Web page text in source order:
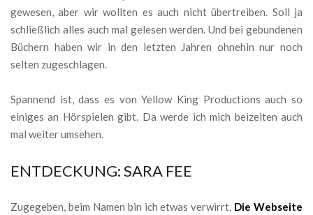
gewesen, aber wir wollten es auch nicht übertreiben. Soll ja
schließlich alles auch mal gelesen werden. Und bei gebundenen
Büchern haben wir in den letzten Jahren ohnehin nur noch
selten zugeschlagen.
Spannend ist, dass es von Yellow King Productions auch so
einiges an Hörspielen gibt. Da werde ich mich beizeiten auch
mal weiter umsehen.
ENTDECKUNG: SARA FEE
Zugegeben, beim Namen bin ich etwas verwirrt. Die Webseite